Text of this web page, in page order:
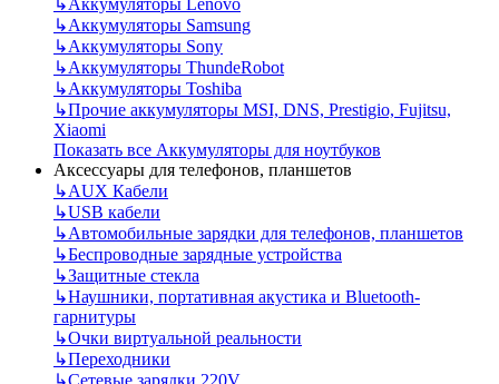
↳Аккумуляторы Samsung
↳Аккумуляторы Sony
↳Аккумуляторы ThundeRobot
↳Аккумуляторы Toshiba
↳Прочие аккумуляторы MSI, DNS, Prestigio, Fujitsu,
Xiaomi
Показать все Аккумуляторы для ноутбуков
Аксессуары для телефонов, планшетов
↳AUX Кабели
↳USB кабели
↳Автомобильные зарядки для телефонов, планшетов
↳Беспроводные зарядные устройства
↳Защитные стекла
↳Наушники, портативная акустика и Bluetooth-
гарнитуры
↳Очки виртуальной реальности
↳Переходники
↳Сетевые зарядки 220V